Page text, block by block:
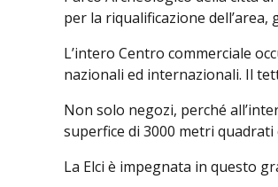
per la riqualificazione
L’intero Centro commerciale
nazionali ed internazionali. Il
Non solo negozi, perché
superfice di 3000 metri
La Elci è impegnata in questo